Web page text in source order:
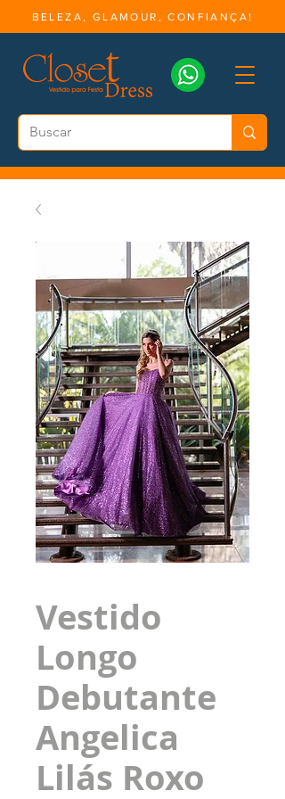
BELEZA, GLAMOUR, CONFIANÇA!
Vestido
Longo
Debutante
Angelica
Lilás Roxo